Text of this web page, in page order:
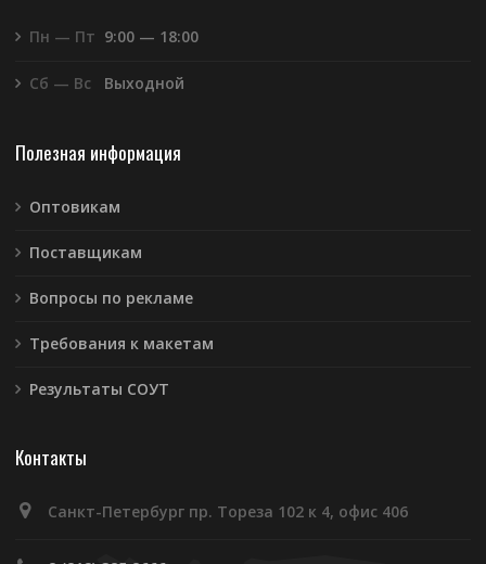
Пн — Пт 9:00 — 18:00
Сб — Вс Выходной
Полезная информация
Оптовикам
Поставщикам
Вопросы по рекламе
Требования к макетам
Результаты СОУТ
Контакты
Санкт-Петербург пр. Тореза 102 к 4, офис 406